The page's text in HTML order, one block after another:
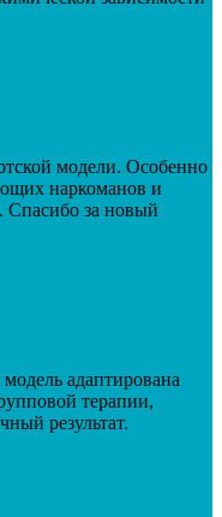
модели. Особенно
наркоманов и
Спасибо за новый
адаптирована
терапии,
результат.